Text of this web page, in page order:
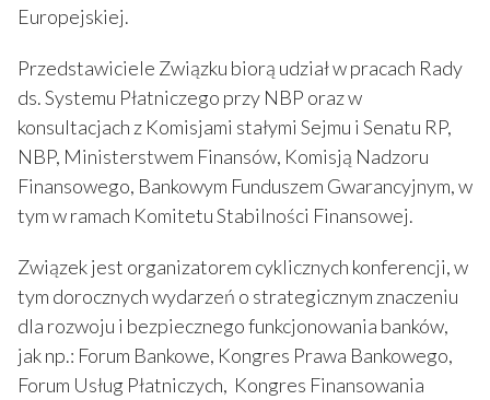
Europejskiej.
Przedstawiciele Związku biorą udział w pracach Rady
ds. Systemu Płatniczego przy NBP oraz w
konsultacjach z Komisjami stałymi Sejmu i Senatu RP,
NBP, Ministerstwem Finansów, Komisją Nadzoru
Finansowego, Bankowym Funduszem Gwarancyjnym, w
tym w ramach Komitetu Stabilności Finansowej.
Związek jest organizatorem cyklicznych konferencji, w
tym dorocznych wydarzeń o strategicznym znaczeniu
dla rozwoju i bezpiecznego funkcjonowania banków,
jak np.: Forum Bankowe, Kongres Prawa Bankowego,
Forum Usług Płatniczych, Kongres Finansowania